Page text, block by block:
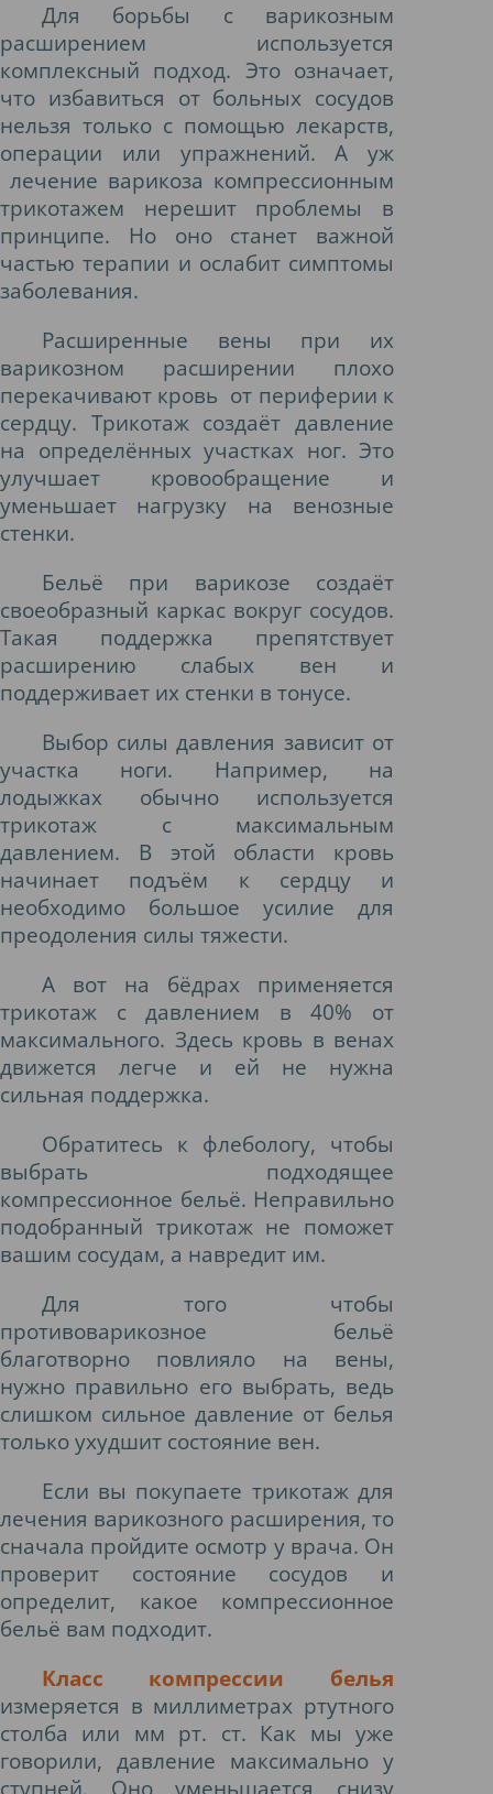
Для борьбы с варикозным
расширением используется
комплексный подход. Это означает,
что избавиться от больных сосудов
нельзя только с помощью лекарств,
операции или упражнений. А уж
лечение варикоза компрессионным
трикотажем нерешит проблемы в
принципе. Но оно станет важной
частью терапии и ослабит симптомы
заболевания.
Расширенные вены при их
варикозном расширении плохо
перекачивают кровь от периферии к
сердцу. Трикотаж создаёт давление
на определённых участках ног. Это
улучшает кровообращение и
уменьшает нагрузку на венозные
стенки.
Бельё при варикозе создаёт
своеобразный каркас вокруг сосудов.
Такая поддержка препятствует
расширению слабых вен и
поддерживает их стенки в тонусе.
Выбор силы давления зависит от
участка ноги. Например, на
лодыжках обычно используется
трикотаж с максимальным
давлением. В этой области кровь
начинает подъём к сердцу и
необходимо большое усилие для
преодоления силы тяжести.
А вот на бёдрах применяется
трикотаж с давлением в 40% от
максимального. Здесь кровь в венах
движется легче и ей не нужна
сильная поддержка.
Обратитесь к флебологу, чтобы
выбрать подходящее
компрессионное бельё. Неправильно
подобранный трикотаж не поможет
вашим сосудам, а навредит им.
Для того чтобы
противоварикозное бельё
благотворно повлияло на вены,
нужно правильно его выбрать, ведь
слишком сильное давление от белья
только ухудшит состояние вен.
Если вы покупаете трикотаж для
лечения варикозного расширения, то
сначала пройдите осмотр у врача. Он
проверит состояние сосудов и
определит, какое компрессионное
бельё вам подходит.
Класс компрессии белья
измеряется в миллиметрах ртутного
столба или мм рт. ст. Как мы уже
говорили, давление максимально у
ступней. Оно уменьшается снизу